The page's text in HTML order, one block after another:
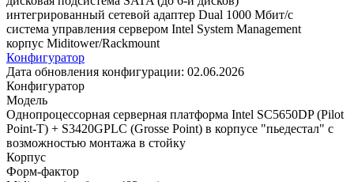
интегрированный сетевой адаптер Dual 1000 Мбит/с
система управления сервером Intel System Management
корпус Miditower/Rackmount
Конфигуратор
Дата обновления конфигурации: 02.06.2026
Конфигуратор
Модель
Однопроцессорная серверная платформа Intel SC5650DP (Pilot
Point-T) + S3420GPLC (Grosse Point) в корпусе "пьедестал" с
возможностью монтажа в стойку
Корпус
Форм-фактор